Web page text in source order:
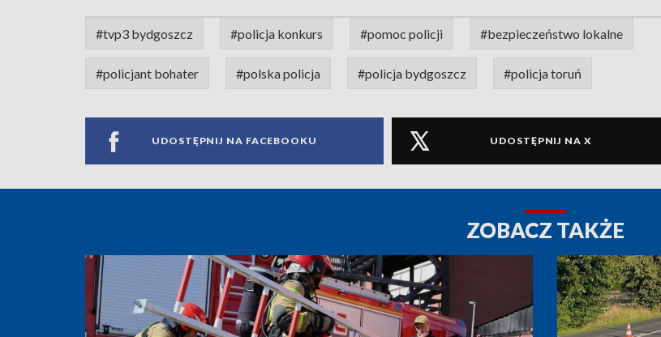
#tvp3 bydgoszcz #policja konkurs #pomoc policji #bezpieczeństwo lokalne
#policjant bohater #polska policja #policja bydgoszcz #policja toruń
UDOSTĘPNIJ NA FACEBOOKU UDOSTĘPNIJ NA X
ZOBACZ TAKŻE